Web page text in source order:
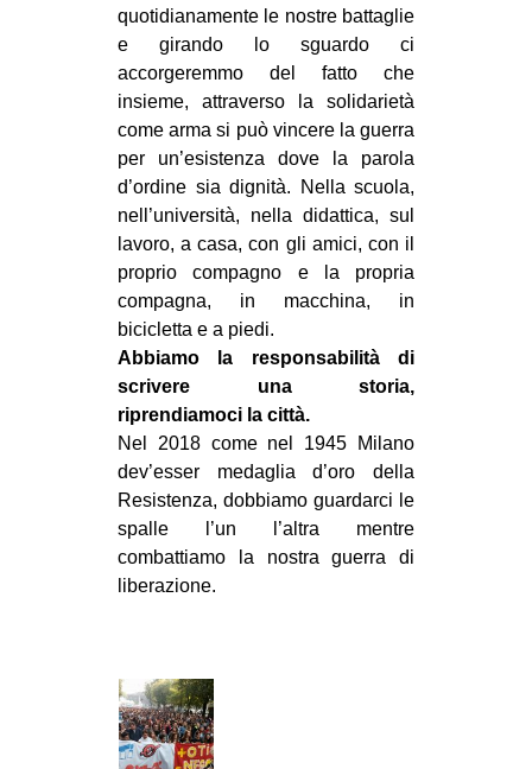
quotidianamente le nostre battaglie
e girando lo sguardo ci
accorgeremmo del fatto che
insieme, attraverso la solidarietà
come arma si può vincere la guerra
per un’esistenza dove la parola
d’ordine sia dignità. Nella scuola,
nell’università, nella didattica, sul
lavoro, a casa, con gli amici, con il
proprio compagno e la propria
compagna, in macchina, in
bicicletta e a piedi.
Abbiamo la responsabilità di
scrivere una storia,
riprendiamoci la città.
Nel 2018 come nel 1945 Milano
dev’esser medaglia d’oro della
Resistenza, dobbiamo guardarci le
spalle l’un l’altra mentre
combattiamo la nostra guerra di
liberazione.